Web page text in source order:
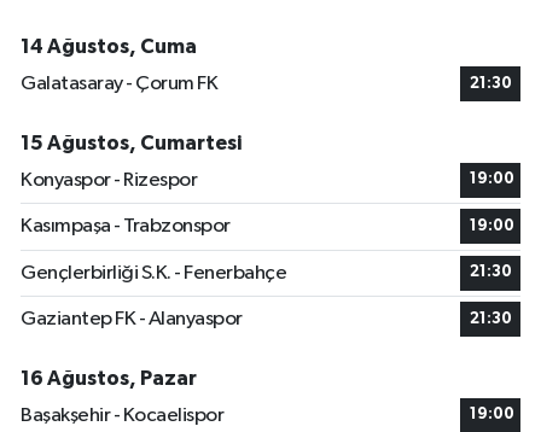
14 Ağustos, Cuma
Galatasaray - Çorum FK
21:30
15 Ağustos, Cumartesi
Konyaspor - Rizespor
19:00
Kasımpaşa - Trabzonspor 19:00
Gençlerbirliği S.K. - Fenerbahçe 21:30
Gaziantep FK - Alanyaspor 21:30
16 Ağustos, Pazar
Başakşehir - Kocaelispor
19:00